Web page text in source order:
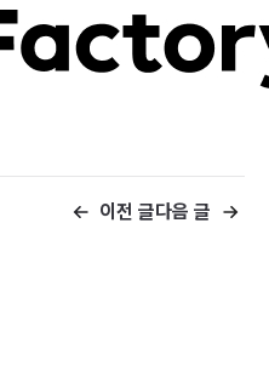
이전 글다음 글